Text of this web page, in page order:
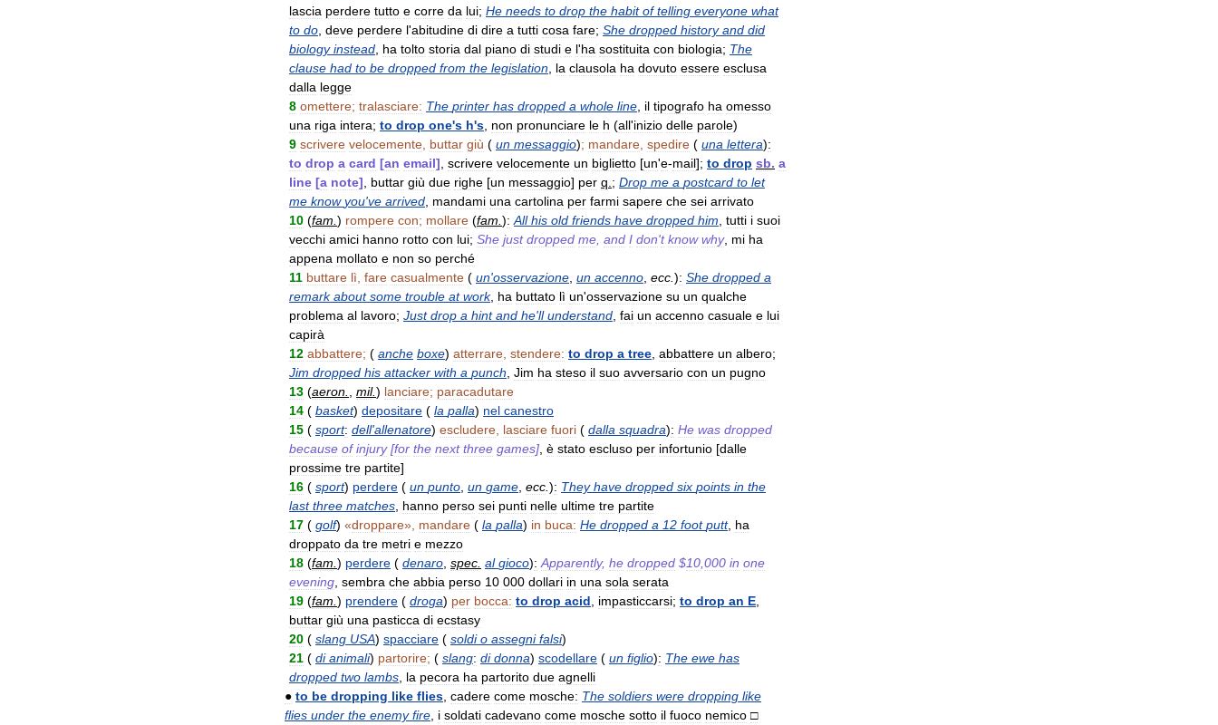
lascia perdere tutto e corre da lui; He needs to drop the habit of telling everyone what
to do deve perdere l'abitudine di dire a tutti cosa fare; She dropped history and did
biology instead ha tolto storia dal piano di studi e l'ha sostituita con biologia; The
clause had to be dropped from the legislation la clausola ha dovuto essere esclusa
dalla legge
8 omettere; tralasciare: The printer has dropped a whole line il tipografo ha omesso
una riga intera; to drop one's h's non pronunciare le h (all'inizio delle parole)
9 scrivere velocemente buttar giù ( un messaggio); mandare spedire ( una lettera):
to drop a card [an email] scrivere velocemente un biglietto [un'e-mail]; to drop sb. a
line [a note] buttar giù due righe [un messaggio] per q ; Drop me a postcard to let
me know you've arrived mandami una cartolina per farmi sapere che sei arrivato
10 (fam ) rompere con; mollare (fam ): All his old friends have dropped him tutti i suoi
vecchi amici hanno rotto con lui; She just dropped me and I don't know why, mi ha
appena mollato e non so perché
11 buttare lì fare casualmente ( un'osservazione un accenno ecc ): She dropped a
remark about some trouble at work, ha buttato lì un'osservazione su un qualche
problema al lavoro; Just drop a hint and he'll understand fai un accenno casuale e lui
capirà
12 abbattere; ( anche boxe) atterrare stendere: to drop a tree abbattere un albero;
Jim dropped his attacker with a punch Jim ha steso il suo avversario con un pugno
13 (aeron mil.) lanciare; paracadutare
14 ( basket) depositare ( la palla) nel canestro
15 ( sport: dell'allenatore) escludere lasciare fuori ( dalla squadra): He was dropped
because of injury[for the next three games] è stato escluso per infortunio [dalle
prossime tre partite]
16 ( sport) perdere ( un punto un game ecc ): They have dropped six points in the
last three matches hanno perso sei punti nelle ultime tre partite
17 ( golf) «droppare», mandare ( la palla) in buca: He dropped a 12 foot putt, ha
droppato da tre metri e mezzo
18 (fam ) perdere ( denaro spec al gioco): Apparently, he dropped $10 000 in one
evening sembra che abbia perso 10 000 dollari in una sola serata
19 (fam ) prendere ( droga) per bocca: to drop acid impasticcarsi; to drop an E
buttar giù una pasticca di ecstasy
20 ( slang USA) spacciare ( soldi o assegni falsi)
21 ( di animali) partorire; ( slang: di donna) scodellare ( un figlio): The ewe has
dropped two lambs la pecora ha partorito due agnelli
● to be dropping like flies cadere come mosche: The soldiers were dropping like
flies under the enemy fire i soldati cadevano come mosche sotto il fuoco nemico □